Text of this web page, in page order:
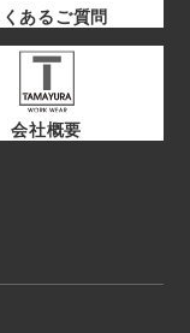
くあるご質問
会社概要